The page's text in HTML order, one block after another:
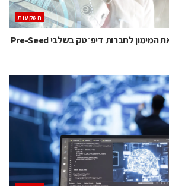
השקעות
רשות החדשנות מגדילה את המימון לחברות דיפ־טק בשלבי Pre-Seed